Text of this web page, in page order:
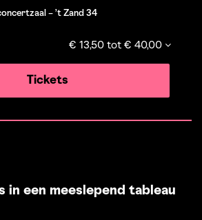
– ’t Zand 34
€ 13,50 tot € 40,00
Tickets
in een meeslepend tableau